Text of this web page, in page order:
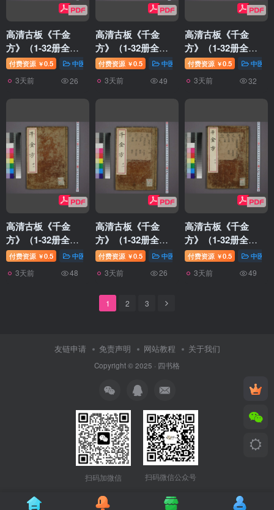
高清古板《千金
方》（1-32册全）
25
付费资源 ￥0.5 中医针灸
3天前 26
高清古板《千金
方》（1-32册全）
24
付费资源 ￥0.5 中医针灸
3天前 49
高清古板《千金
方》（1-32册全）
23
付费资源 ￥0.5 中医针
3天前 32
高清古板《千金
方》（1-32册全）
22
付费资源 ￥0.5 中医针灸
3天前 48
高清古板《千金
方》（1-32册全）
21
付费资源 ￥0.5 中医针灸
3天前 26
高清古板《千金
方》（1-32册全）
20
付费资源 ￥0.5 中医针
3天前 49
1 2 3
友链申请 免责声明 网站教程 关于我们
Copyright © 2025 · 四书格
扫码加微信 扫码微信公众号